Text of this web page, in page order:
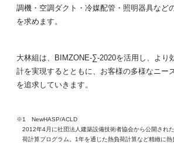
調機・空調ダクト・冷媒配管・照明器具など
を求めます。
大林組は、BIMZONE-∑-2020を活用し、より
計を実現するとともに、お客様の多様なニー
を追求していきます。
※1 NewHASP/ACLD
2012年4月に社団法人建築設備技術者協会から公開され
荷計算プログラム。1年を通じた熱負荷計算など精緻に